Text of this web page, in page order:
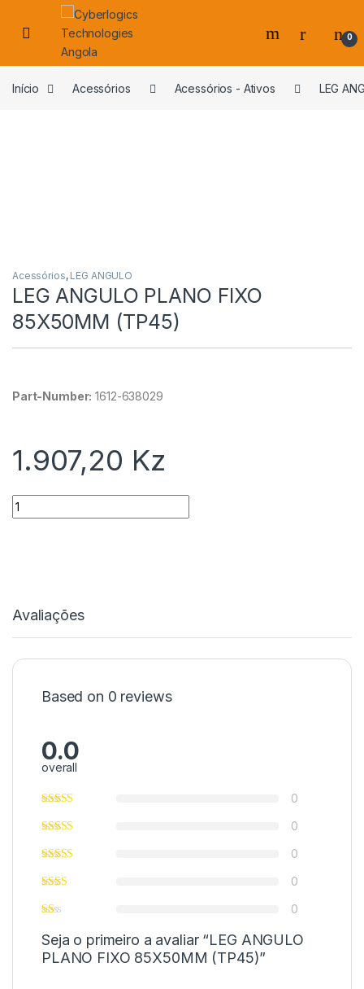
Skip to navigation
Skip to content
0
Início Acessórios Acessórios - Ativos LEG
Acessórios, LEG ANGULO
LEG ANGULO PLANO FIXO
85X50MM (TP45)
Part-Number: 1612-638029
1.907,20 Kz
Quantidade
Avaliações
Based on 0 reviews
0.0
overall
0
0
0
0
0
Seja o primeiro a avaliar “LEG ANGULO
PLANO FIXO 85X50MM (TP45)”